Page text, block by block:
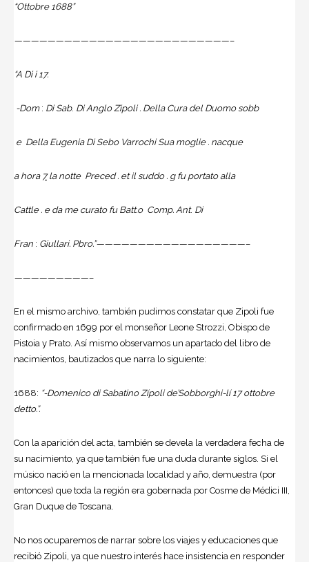
“Ottobre 1688”
——————————————————————————–
“A Di i 17.
-Dom : Di Sab. Di Anglo Zipoli . Della Cura del Duomo sobb
e Della Eugenia Di Sebo Varrochi Sua moglie . nacque
a hora 7la notte Preced . et il suddo . g fu portato alla
Cattle . e da me curato fu Batt.o Comp. Ant. Di
Fran : Giullari. Pbro.”——————————————————–
—————————–
En el mismo archivo, también pudimos constatar que Zipoli fue
confirmado en 1699 por el monseñor Leone Strozzi, Obispo de
Pistoia y Prato. Así mismo observamos un apartado del libro de
nacimientos, bautizados que narra lo siguiente:
1688: “-Domenico di Sabatino Zípoli de’Sobborghi-lí 17 ottobre
detto.”.
Con la aparición del acta, también se devela la verdadera fecha de
su nacimiento, ya que también fue una duda durante siglos. Si el
músico nació en la mencionada localidad y año, demuestra (por
entonces) que toda la región era gobernada por Cosme de Médici III,
Gran Duque de Toscana.
No nos ocuparemos de narrar sobre los viajes y educaciones que
recibió Zipoli, ya que nuestro interés hace insistencia en responder